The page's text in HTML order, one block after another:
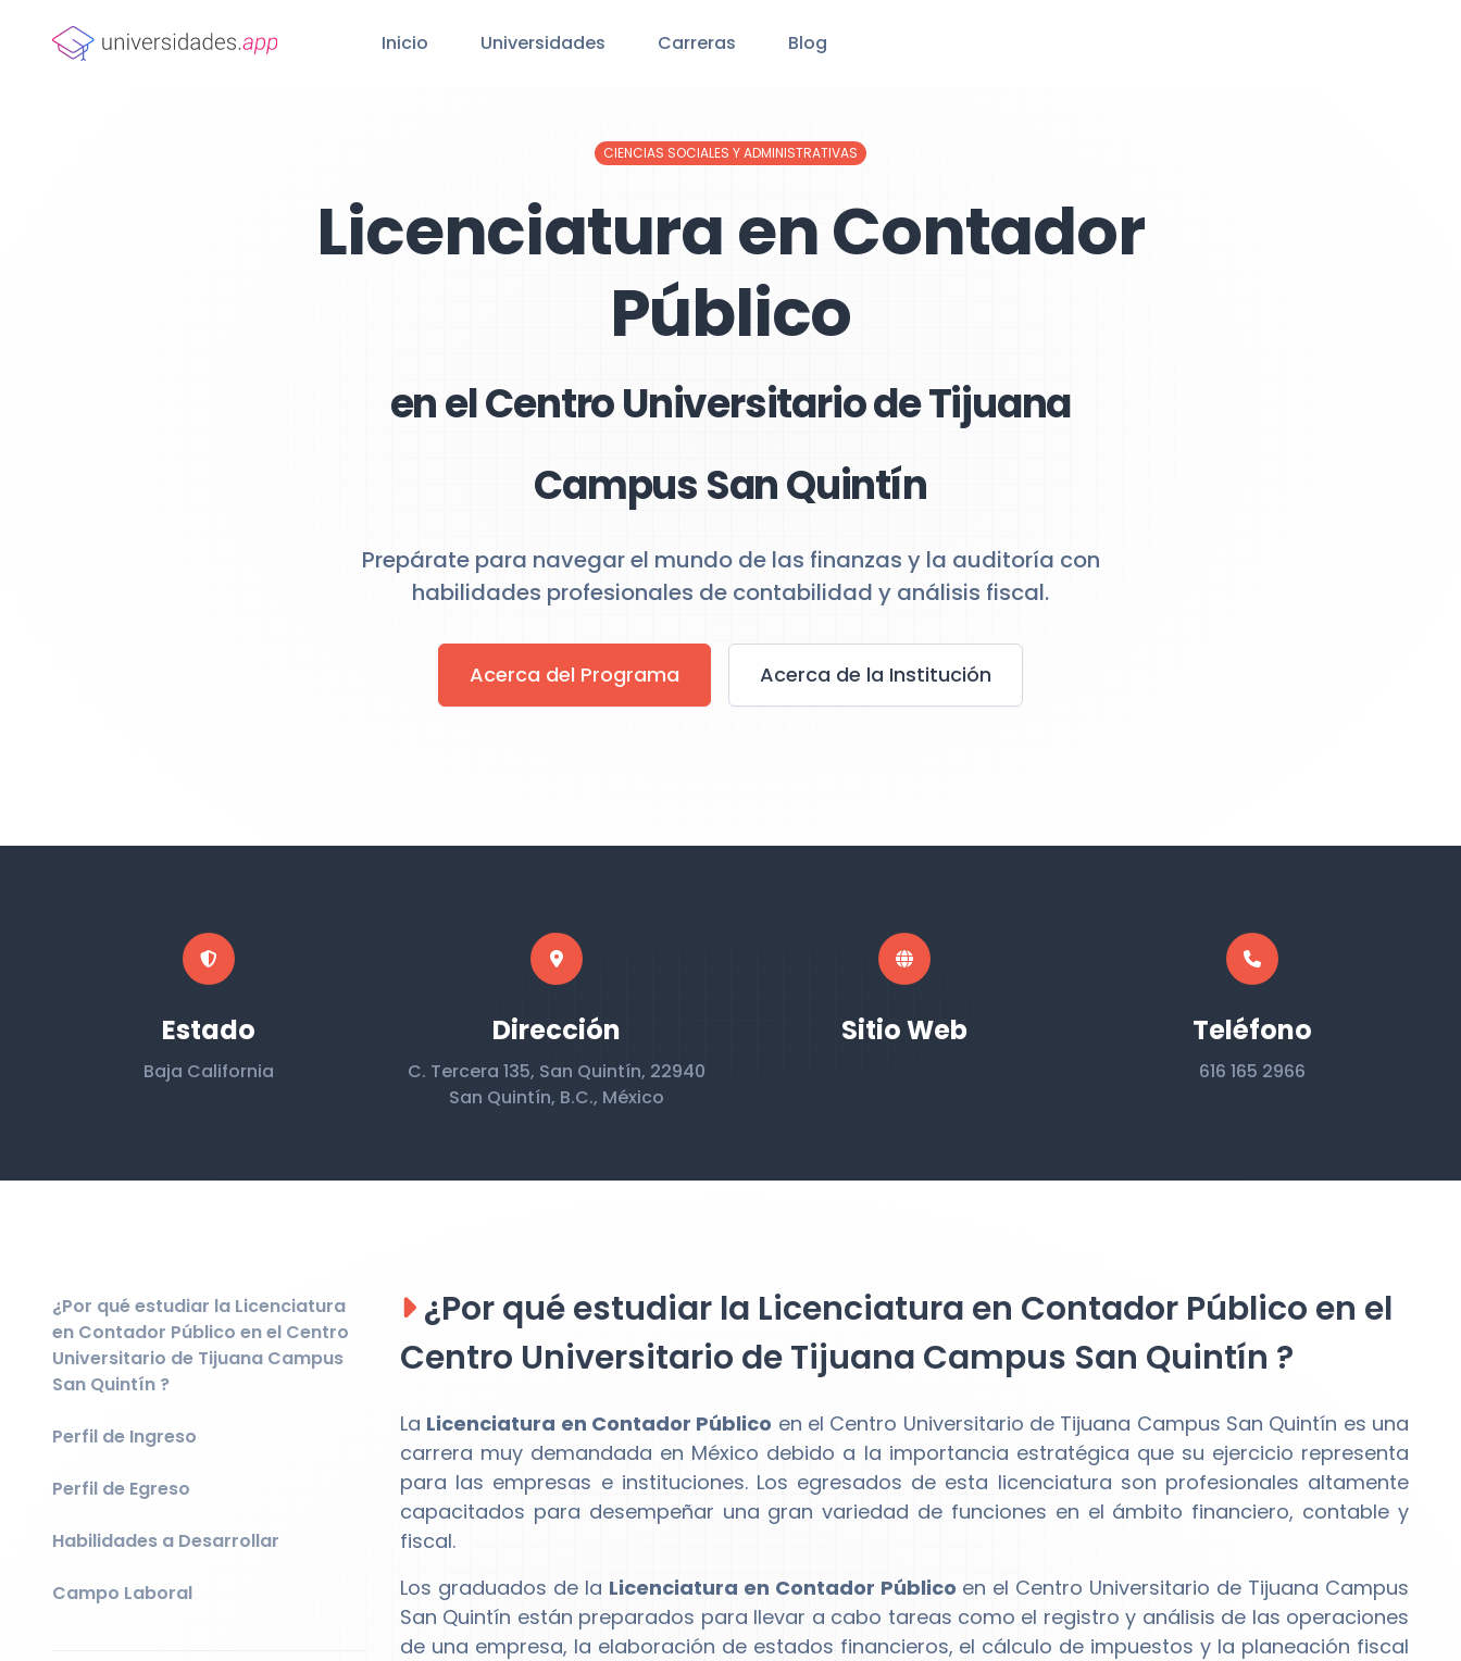
Inicio Universidades Carreras Blog
CIENCIAS SOCIALES Y ADMINISTRATIVAS
Licenciatura en Contador
Público
en el Centro Universitario de Tijuana
Campus San Quintín
Prepárate para navegar el mundo de las finanzas y la auditoría con
habilidades profesionales de contabilidad y análisis fiscal.
Acerca del Programa Acerca de la Institución
Estado
Baja California
Dirección
C. Tercera 135, San Quintín, 22940
San Quintín, B.C., México
Sitio Web Teléfono
616 165 2966
¿Por qué estudiar la Licenciatura
en Contador Público en el Centro
Universitario de Tijuana Campus
San Quintín ?
Perfil de Ingreso
Perfil de Egreso
Habilidades a Desarrollar
Campo Laboral
¿Por qué estudiar la Licenciatura en Contador Público en el
Centro Universitario de Tijuana Campus San Quintín ?
La Licenciatura en Contador Público en el Centro Universitario de Tijuana Campus San Quintín es una
carrera muy demandada en México debido a la importancia estratégica que su ejercicio representa
para las empresas e instituciones. Los egresados de esta licenciatura son profesionales altamente
capacitados para desempeñar una gran variedad de funciones en el ámbito financiero, contable y
fiscal.
Los graduados de la Licenciatura en Contador Público en el Centro Universitario de Tijuana Campus
San Quintín están preparados para llevar a cabo tareas como el registro y análisis de las operaciones
de una empresa, la elaboración de estados financieros, el cálculo de impuestos y la planeación fiscal